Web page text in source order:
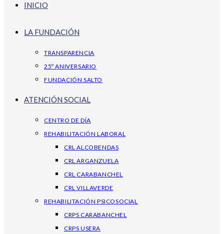
INICIO
LA FUNDACIÓN
TRANSPARENCIA
25º ANIVERSARIO
FUNDACIÓN SALTO
ATENCIÓN SOCIAL
CENTRO DE DÍA
REHABILITACIÓN LABORAL
CRL ALCOBENDAS
CRL ARGANZUELA
CRL CARABANCHEL
CRL VILLAVERDE
REHABILITACIÓN PSICOSOCIAL
CRPS CARABANCHEL
CRPS USERA